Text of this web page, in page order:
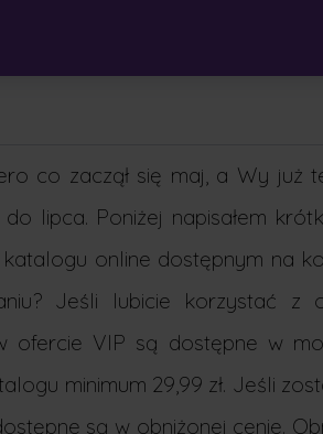
co zaczął się maj, a Wy już
lipca. Poniżej napisałem
online dostępnym na
Jeśli lubicie korzystać z
ofercie VIP są dostępne w
minimum 29,99 zł. Jeśli
są w obniżonej cenie.